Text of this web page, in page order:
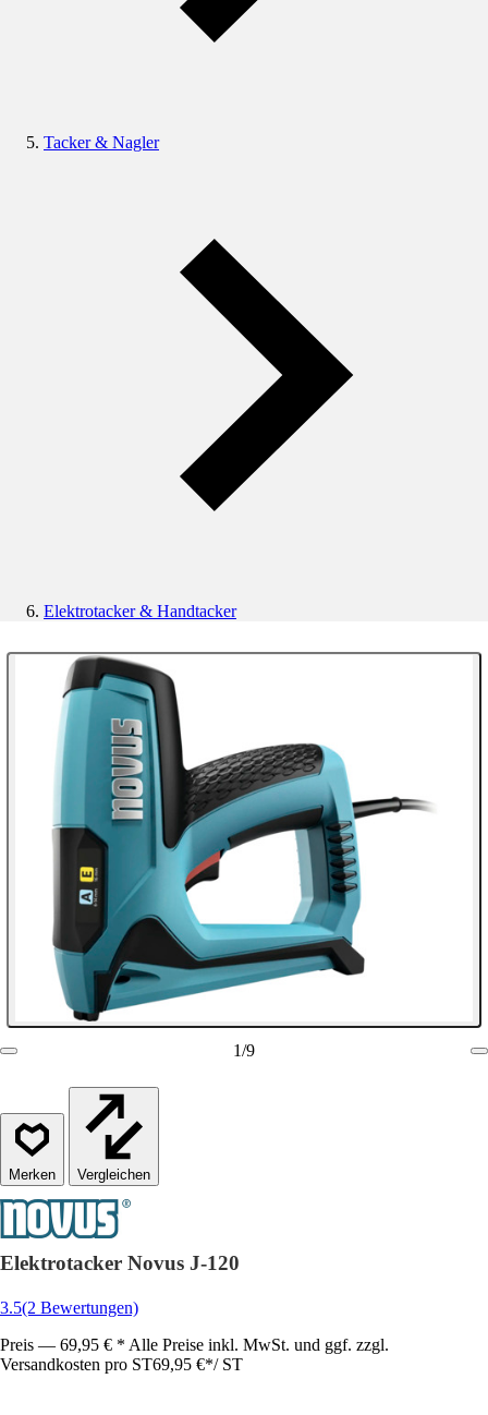
Tacker & Nagler
Elektrotacker & Handtacker
1/9
Vergleichen
Elektrotacker Novus J-120
3.5(2 Bewertungen)
Preis — 69,95 € * Alle Preise inkl. MwSt. und ggf. zzgl.
Versandkosten pro ST69,95 €*/ ST